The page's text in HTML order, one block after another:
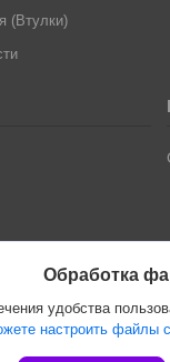
(Втулки)
Обработка
удобства
настроить файлы